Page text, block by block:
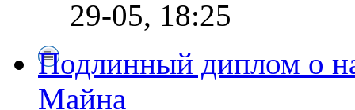
29-05, 18:25
Подлинный диплом о
Майна